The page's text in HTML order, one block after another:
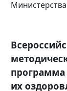
программа
их